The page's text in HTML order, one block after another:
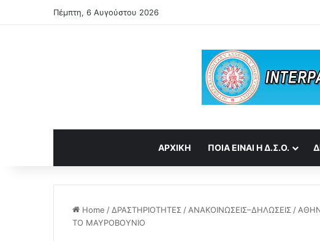
Πέμπτη, 6 Αυγούστου 2026
ΑΡΧΙΚΗ ΠΟΙΑ ΕΙΝΑΙ Η Δ.Σ.Ο.
Home / ΔΡΑΣΤΗΡΙΟΤΗΤΕΣ / ΑΝΑΚΟΙΝΩΣΕΙΣ–ΔΗΛΩΣΕΙΣ /
ΤΟ ΜΑΥΡΟΒΟΥΝΙΟ